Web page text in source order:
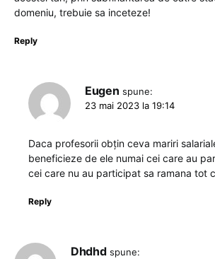
domeniu, trebuie sa inceteze!
Reply
Eugen spune:
23 mai 2023 la 19:14
Daca profesorii obțin ceva mariri
beneficieze de ele numai cei care au
cei care nu au participat sa ramana tot
Reply
Dhdhd spune: